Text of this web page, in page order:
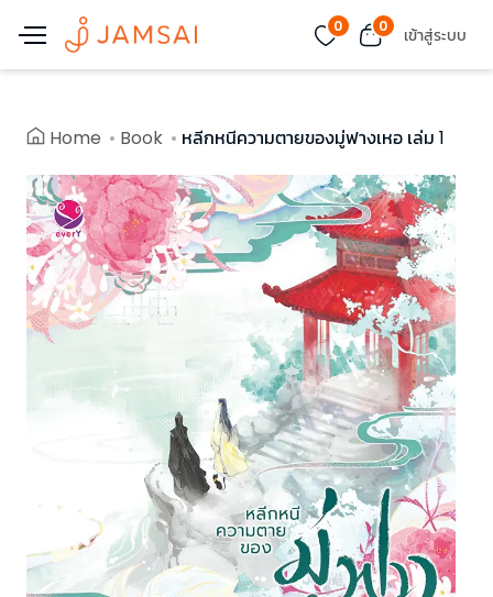
0 0 เข้าสู่ระบบ
Home Book หลีกหนีความตายของมู่ฟางเหอ เล่ม 1